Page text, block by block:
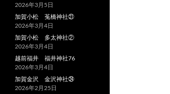
2026年3月5日
加賀小松 菟橋神社㉑
2026年3月4日
加賀小松 多太神社②
2026年3月4日
越前福井 福井神社76
2026年3月4日
加賀金沢 金沢神社㉔
2026年2月25日